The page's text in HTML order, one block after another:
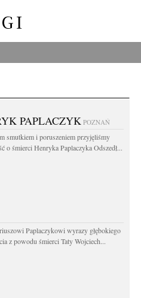
PAPLACZYK POZNAŃ
smutkiem i poruszeniem przyjęliśmy
o śmierci Henryka Paplaczyka Odszedł...
Paplaczykowi wyrazy głębokiego
z powodu śmierci Taty Wojciech...